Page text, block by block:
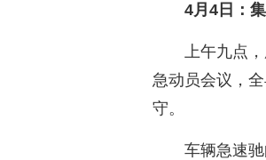
4月4日：
上午九点
急动员会议，
守。
车辆急速